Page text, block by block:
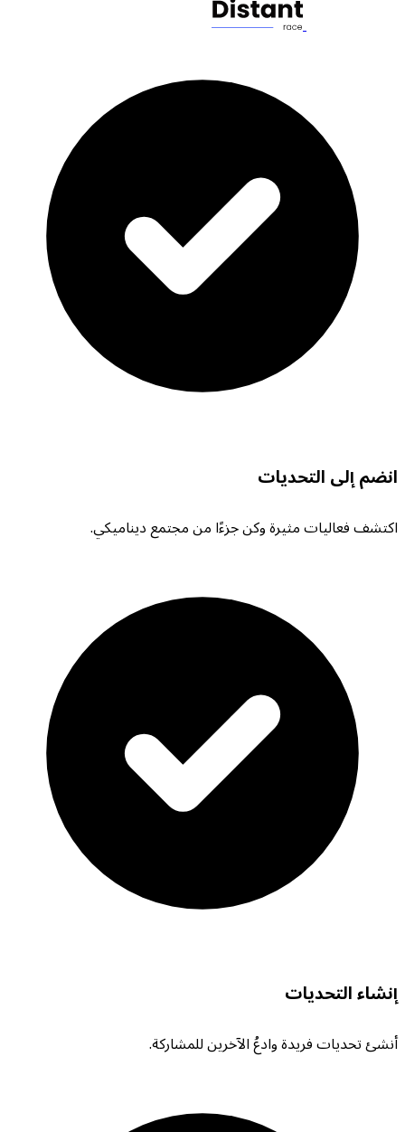
انضم إلى التحديات
اكتشف فعاليات مثيرة وكن جزءًا من مجتمع ديناميكي.
إنشاء التحديات
أنشئ تحديات فريدة وادعُ الآخرين للمشاركة.